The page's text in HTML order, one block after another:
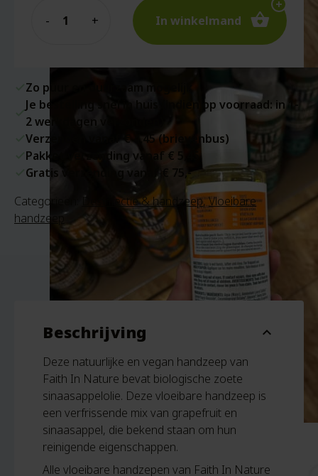
In winkelmand
Zo puur en duurzaam mogelijk
Je bestelling snel in huis (indien op voorraad: in 1-
2 werkdagen verzonden)
Verzenden vanaf € 4,45 (brievenbus)
Pakket verzending vanaf € 5,45
Gratis verzending vanaf € 75,-
Categorieën:
Desinfectie & handzeep, Vloeibare
handzeep
Beschrijving expand_more
Deze natuurlijke en vegan handzeep van
Faith In Nature bevat biologische zoete
sinaasappelolie. Deze vloeibare handzeep is
een verfrissende mix van grapefruit en
sinaasappel, die bekend staan om hun
reinigende eigenschappen.
Alle vloeibare handzepen van Faith In Nature